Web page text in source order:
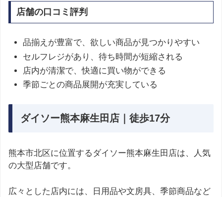
店舗の口コミ評判
品揃えが豊富で、欲しい商品が見つかりやすい
セルフレジがあり、待ち時間が短縮される
店内が清潔で、快適に買い物ができる
季節ごとの商品展開が充実している
ダイソー熊本麻生田店｜徒歩17分
熊本市北区に位置するダイソー熊本麻生田店は、人気
の大型店舗です。
広々とした店内には、日用品や文房具、季節商品など